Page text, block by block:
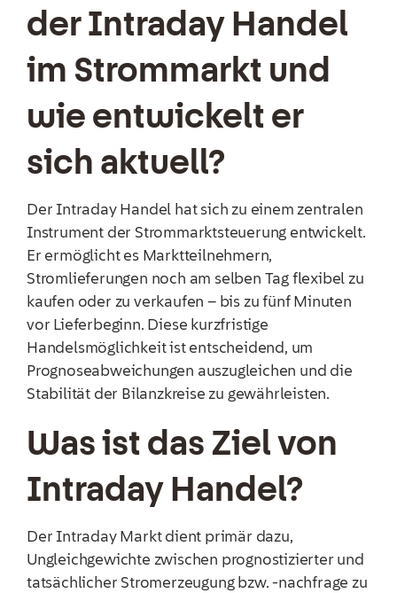
der Intraday Handel
im Strommarkt und
wie entwickelt er
sich aktuell?
Der Intraday Handel hat sich zu einem zentralen
Instrument der Strommarktsteuerung entwickelt.
Er ermöglicht es Marktteilnehmern,
Stromlieferungen noch am selben Tag flexibel zu
kaufen oder zu verkaufen – bis zu fünf Minuten
vor Lieferbeginn. Diese kurzfristige
Handelsmöglichkeit ist entscheidend, um
Prognoseabweichungen auszugleichen und die
Stabilität der Bilanzkreise zu gewährleisten.
Was ist das Ziel von
Intraday Handel?
Der Intraday Markt dient primär dazu,
Ungleichgewichte zwischen prognostizierter und
tatsächlicher Stromerzeugung bzw. -nachfrage zu